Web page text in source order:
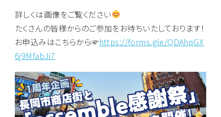
詳しくは画像をご覧ください
たくさんの皆様からのご参加をお待ちいたしております！
お申込みはこちらから☞https://forms.gle/QDAhqGX
6j9MfabJi7